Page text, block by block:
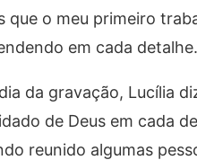
que o meu primeiro
em cada
da gravação, Lucília
de Deus em cada
reunido algumas